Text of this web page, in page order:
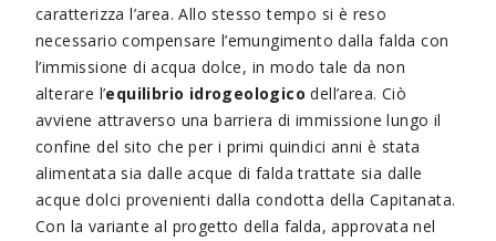
caratterizza l’area. Allo stesso tempo si è reso
necessario compensare l’emungimento dalla falda con
l’immissione di acqua dolce, in modo tale da non
alterare l’equilibrio idrogeologico dell’area. Ciò
avviene attraverso una barriera di immissione lungo il
confine del sito che per i primi quindici anni è stata
alimentata sia dalle acque di falda trattate sia dalle
acque dolci provenienti dalla condotta della Capitanata.
Con la variante al progetto della falda, approvata nel